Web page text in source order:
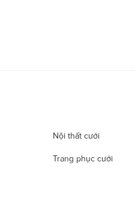
Nội thất cưới
Trang phục cưới